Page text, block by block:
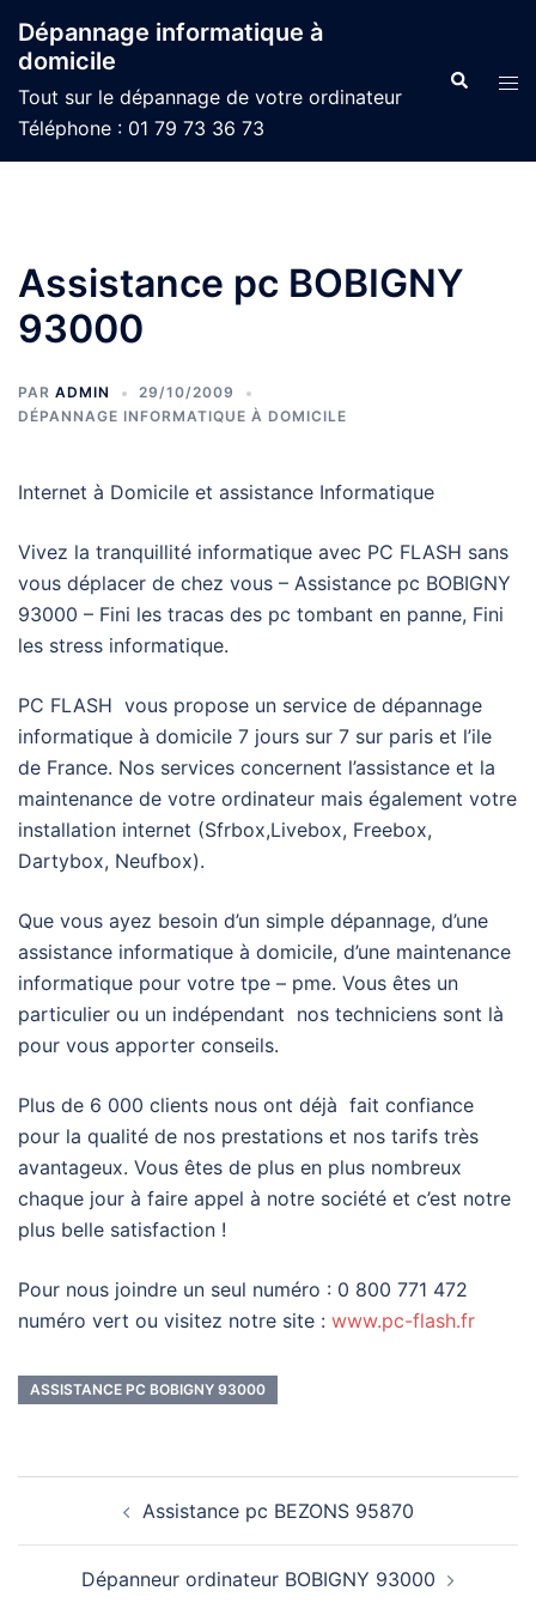
au
contenu
Dépannage informatique à
domicile
Tout sur le dépannage de votre ordinateur
Téléphone : 01 79 73 36 73
Assistance pc BOBIGNY
93000
PAR ADMIN
29/10/2009
DÉPANNAGE INFORMATIQUE À DOMICILE
Internet à Domicile et assistance Informatique
Vivez la tranquillité informatique avec PC FLASH sans
vous déplacer de chez vous – Assistance pc BOBIGNY
93000 – Fini les tracas des pc tombant en panne, Fini
les stress informatique.
PC FLASH vous propose un service de dépannage
informatique à domicile 7 jours sur 7 sur paris et l’ile
de France. Nos services concernent l’assistance et la
maintenance de votre ordinateur mais également votre
installation internet (Sfrbox,Livebox, Freebox,
Dartybox, Neufbox).
Que vous ayez besoin d’un simple dépannage, d’une
assistance informatique à domicile, d’une maintenance
informatique pour votre tpe – pme. Vous êtes un
particulier ou un indépendant nos techniciens sont là
pour vous apporter conseils.
Plus de 6 000 clients nous ont déjà fait confiance
pour la qualité de nos prestations et nos tarifs très
avantageux. Vous êtes de plus en plus nombreux
chaque jour à faire appel à notre société et c’est notre
plus belle satisfaction !
Pour nous joindre un seul numéro : 0 800 771 472
numéro vert ou visitez notre site : www.pc-flash.fr
ASSISTANCE PC BOBIGNY 93000
d’article Assistance pc BEZONS 95870
Dépanneur ordinateur BOBIGNY 93000